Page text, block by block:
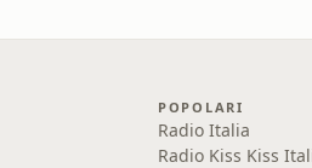
POPOLARI
Radio Italia
Radio Kiss Kiss